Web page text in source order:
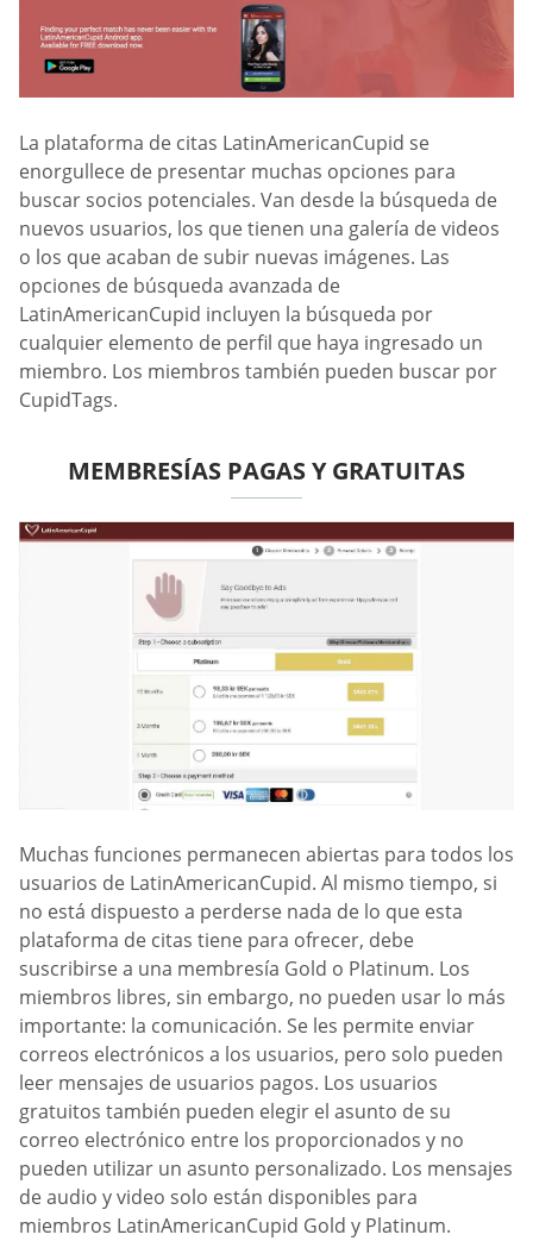
La plataforma de citas LatinAmericanCupid se
enorgullece de presentar muchas opciones para
buscar socios potenciales. Van desde la búsqueda de
nuevos usuarios, los que tienen una galería de videos
o los que acaban de subir nuevas imágenes. Las
opciones de búsqueda avanzada de
LatinAmericanCupid incluyen la búsqueda por
cualquier elemento de perfil que haya ingresado un
miembro. Los miembros también pueden buscar por
CupidTags.
MEMBRESÍAS PAGAS Y GRATUITAS
Muchas funciones permanecen abiertas para todos los
usuarios de LatinAmericanCupid. Al mismo tiempo, si
no está dispuesto a perderse nada de lo que esta
plataforma de citas tiene para ofrecer, debe
suscribirse a una membresía Gold o Platinum. Los
miembros libres, sin embargo, no pueden usar lo más
importante: la comunicación. Se les permite enviar
correos electrónicos a los usuarios, pero solo pueden
leer mensajes de usuarios pagos. Los usuarios
gratuitos también pueden elegir el asunto de su
correo electrónico entre los proporcionados y no
pueden utilizar un asunto personalizado. Los mensajes
de audio y video solo están disponibles para
miembros LatinAmericanCupid Gold y Platinum.